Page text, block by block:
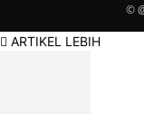
©
ARTIKEL LEBIH